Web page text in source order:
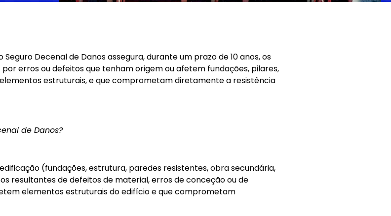
Decenal de Danos assegura, durante um prazo de 10 anos, os
erros ou defeitos que tenham origem ou afetem fundações, pilares,
estruturais, e que comprometam diretamente a resistência
de Danos?
(fundações, estrutura, paredes resistentes, obra secundária,
resultantes de defeitos de material, erros de conceção ou de
elementos estruturais do edifício e que comprometam